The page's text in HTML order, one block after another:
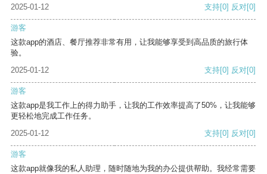
2025-01-12 支持[0] 反对[0]
游客
这款app的酒店、餐厅推荐非常有用，让我能够享受到高品质的旅行体
验。
2025-01-12
支持[0] 反对[0]
游客
这款app是我工作上的得力助手，让我的工作效率提高了50%，让我能够
更轻松地完成工作任务。
2025-01-12
支持[0] 反对[0]
游客
这款app就像我的私人助理，随时随地为我的办公提供帮助。我经常需要